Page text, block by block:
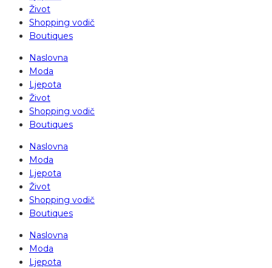
Život
Shopping vodič
Boutiques
Naslovna
Moda
Ljepota
Život
Shopping vodič
Boutiques
Naslovna
Moda
Ljepota
Život
Shopping vodič
Boutiques
Naslovna
Moda
Ljepota